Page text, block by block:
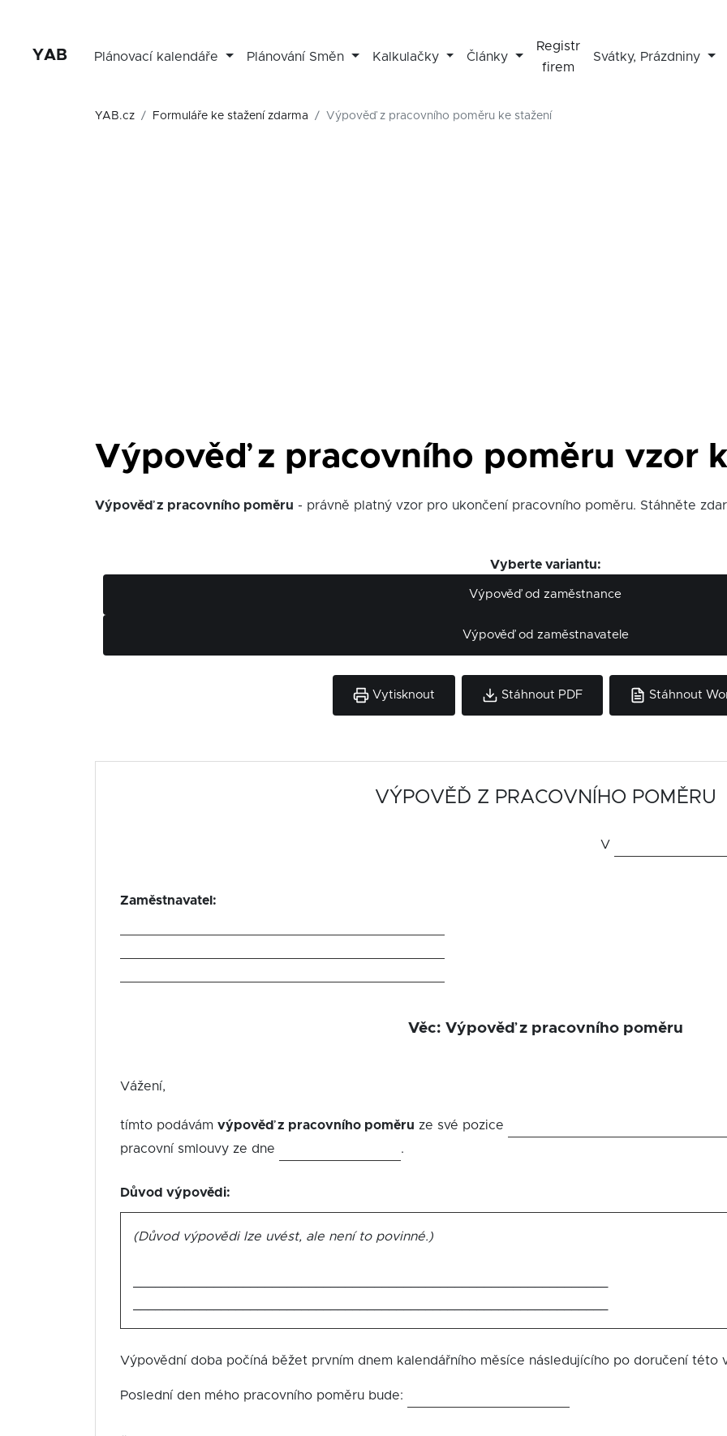
YAB Plánovací kalendáře Plánování Směn Kalkulačky Články
Registr
firem
Svátky, Prázdniny
YAB.cz Formuláře ke stažení zdarma Výpověď z pracovního poměru ke stažení
Výpověď z pracovního poměru vzor
Výpověď z pracovního poměru - právně platný vzor pro ukončení pracovního poměru. Stáhněte
Vyberte variantu:
Výpověď od zaměstnance
Výpověď od zaměstnavatele
Vytisknout Stáhnout PDF Stáhnout
VÝPOVĚĎ Z PRACOVNÍHO POMĚRU
V
Zaměstnavatel:
Věc: Výpověď z pracovního poměru
Vážení,
tímto podávám výpověď z pracovního poměru ze své pozice
pracovní smlouvy ze dne
.
Důvod výpovědi:
(Důvod výpovědi lze uvést, ale není to povinné.)
Výpovědní doba počíná běžet prvním dnem kalendářního měsíce následujícího po doručení této
Poslední den mého pracovního poměru bude: